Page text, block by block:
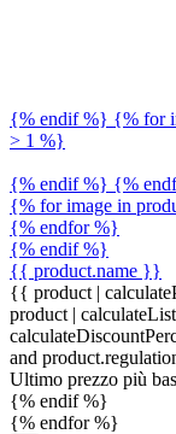
{% endif %} {% for
> 1 %}
{% endif %} {%
{% for image in
{% endfor %}
{% endif %}
{{ product.name }}
{{ product |
product |
and
Ultimo prezzo più
{% endif %}
{% endfor %}